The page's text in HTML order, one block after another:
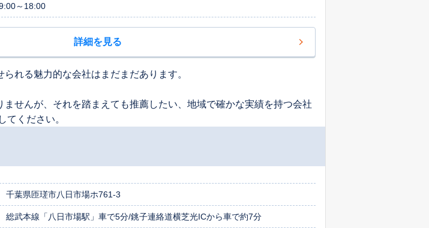
～18:00
詳細を見る
れる魅力的な会社はまだまだあります。
せんが、それを踏まえても推薦したい、地域で確かな実績を持つ会社
てください。
千葉県匝瑳市八日市場ホ761-3
総武本線「八日市場駅」車で5分/銚子連絡道横芝光ICから車で約7分